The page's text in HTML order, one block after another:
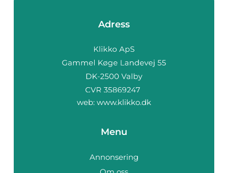
Adress
web: www.klikko.dk
Menu
Annonsering